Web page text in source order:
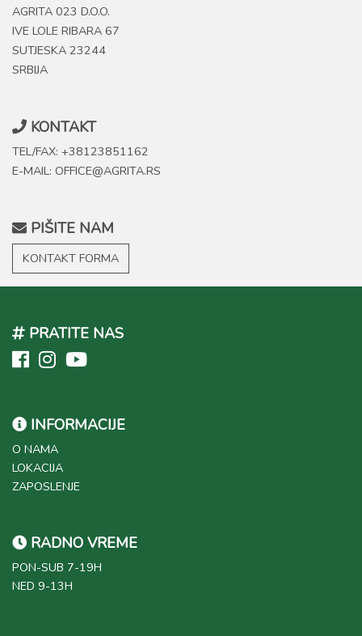
AGRITA 023 D.O.O.
IVE LOLE RIBARA 67
SUTJESKA 23244
SRBIJA
KONTAKT
TEL/FAX: +38123851162
E-MAIL: OFFICE@AGRITA.RS
PIŠITE NAM
KONTAKT FORMA
PRATITE NAS
INFORMACIJE
O NAMA
LOKACIJA
ZAPOSLENJE
RADNO VREME
PON-SUB 7-19H
NED 9-13H